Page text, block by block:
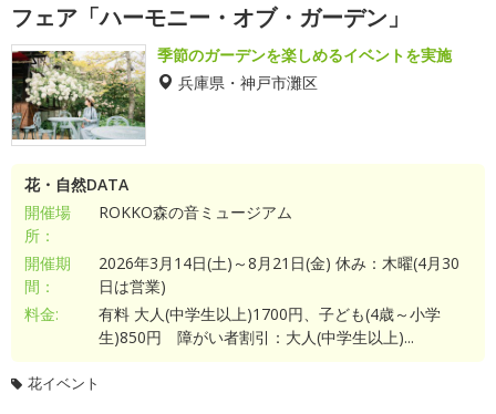
フェア「ハーモニー・オブ・ガーデン」
季節のガーデンを楽しめるイベントを実施
兵庫県・神戸市灘区
花・自然DATA
開催場
所：
ROKKO森の音ミュージアム
開催期
間：
2026年3月14日(土)～8月21日(金) 休み：木曜(4月30
日は営業)
料金:
有料 大人(中学生以上)1700円、子ども(4歳～小学
生)850円 障がい者割引：大人(中学生以上)...
花イベント